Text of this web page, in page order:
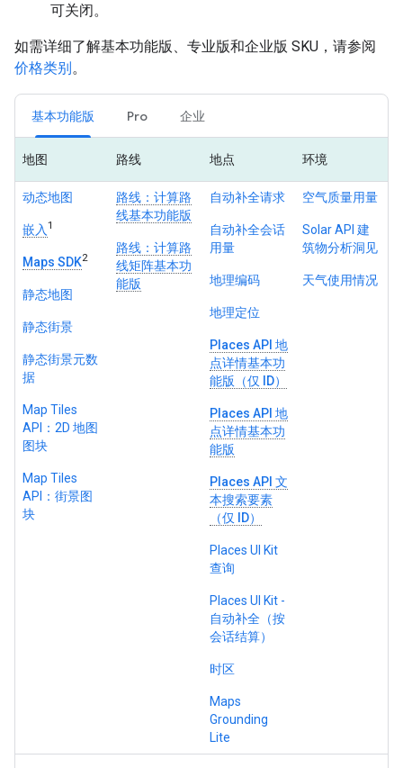
可关闭。
如需详细了解基本功能版、专业版和企业版 SKU，请参阅
价格类别。
基本功能版 Pro 企业
地图 路线 地点 环境
动态地图
嵌入 1
Maps SDK2
静态地图
静态街景
静态街景元数
据
Map Tiles
API：2D 地图
图块
Map Tiles
API：街景图
块
路线：计算路
线基本功能版
路线：计算路
线矩阵基本功
能版
自动补全请求
自动补全会话
用量
地理编码
地理定位
Places API 地
点详情基本功
能版（仅 ID）
Places API 地
点详情基本功
能版
Places API 文
本搜索要素
（仅 ID）
Places UI Kit
查询
Places UI Kit -
自动补全（按
会话结算）
时区
Maps
Grounding
Lite
空气质量用量
Solar API 建
筑物分析洞见
天气使用情况